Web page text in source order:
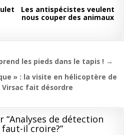
Les antispécistes veulent
nous couper des animaux
les pieds dans le tapis ! →
» : la visite en hélicoptère de
Virsac fait désordre
“Analyses de détection
il croire?”